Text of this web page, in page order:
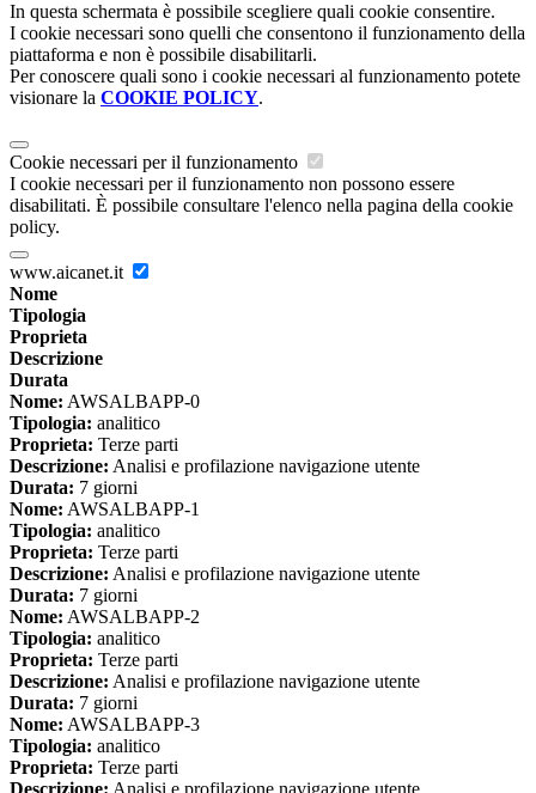
In questa schermata è possibile scegliere quali cookie consentire.
I cookie necessari sono quelli che consentono il funzionamento della
piattaforma e non è possibile disabilitarli.
Per conoscere quali sono i cookie necessari al funzionamento potete
visionare la COOKIE POLICY.
Cookie necessari per il funzionamento
I cookie necessari per il funzionamento non possono essere
disabilitati. È possibile consultare l'elenco nella pagina della cookie
policy.
www.aicanet.it
Nome
Tipologia
Proprieta
Descrizione
Durata
Nome: AWSALBAPP-0
Tipologia: analitico
Proprieta: Terze parti
Descrizione: Analisi e profilazione navigazione utente
Durata: 7 giorni
Nome: AWSALBAPP-1
Tipologia: analitico
Proprieta: Terze parti
Descrizione: Analisi e profilazione navigazione utente
Durata: 7 giorni
Nome: AWSALBAPP-2
Tipologia: analitico
Proprieta: Terze parti
Descrizione: Analisi e profilazione navigazione utente
Durata: 7 giorni
Nome: AWSALBAPP-3
Tipologia: analitico
Proprieta: Terze parti
Descrizione: Analisi e profilazione navigazione utente